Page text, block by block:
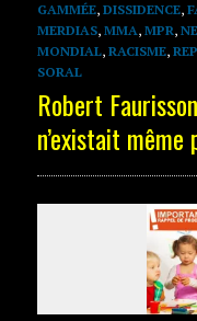
GAMMÉE, DISSIDENCE,
MERDIAS, MMA, MPR,
MONDIAL, RACISME,
SORAL
Robert
n’existait même